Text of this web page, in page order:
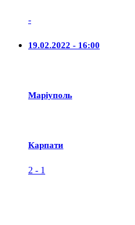
-
19.02.2022 - 16:00
Маріуполь
Карпати
2 - 1